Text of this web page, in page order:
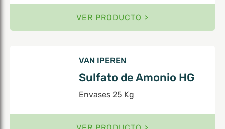
VER PRODUCTO >
VAN IPEREN
Sulfato de Amonio HG
Envases 25 Kg